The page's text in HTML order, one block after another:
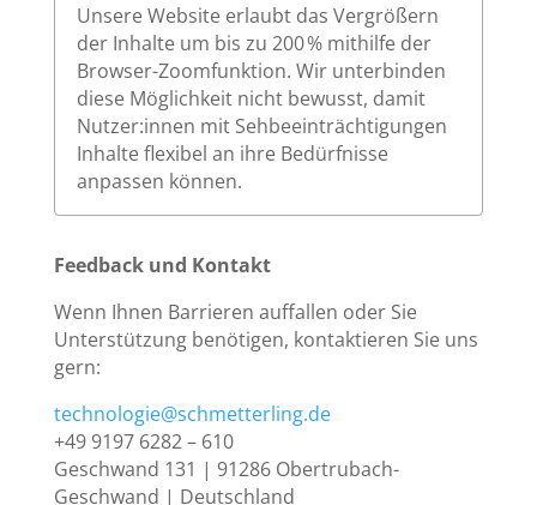
Unsere Website erlaubt das Vergrößern
der Inhalte um bis zu 200 % mithilfe der
Browser-Zoomfunktion. Wir unterbinden
diese Möglichkeit nicht bewusst, damit
Nutzer:innen mit Sehbeeinträchtigungen
Inhalte flexibel an ihre Bedürfnisse
anpassen können.
Feedback und Kontakt
Wenn Ihnen Barrieren auffallen oder Sie
Unterstützung benötigen, kontaktieren Sie uns
gern:
technologie@schmetterling.de
+49 9197 6282 – 610
Geschwand 131 | 91286 Obertrubach-
Geschwand | Deutschland